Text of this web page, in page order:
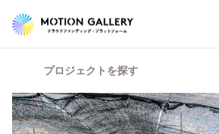
プロジェクトを探す